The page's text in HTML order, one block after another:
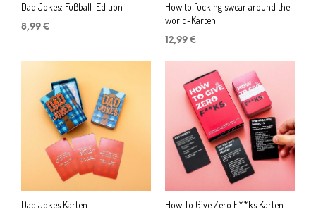
Dad Jokes: Fußball-Edition
8,99 €
How to fucking swear around the
world-Karten
12,99 €
Dad Jokes Karten How To Give Zero F**ks Karten